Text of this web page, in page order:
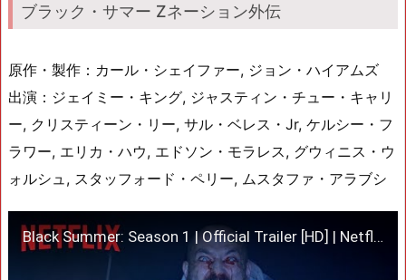
ブラック・サマー Zネーション外伝
原作・製作：カール・シェイファー, ジョン・ハイアムズ
出演：ジェイミー・キング, ジャスティン・チュー・キャリ
ー, クリスティーン・リー, サル・ベレス・Jr, ケルシー・フ
ラワー, エリカ・ハウ, エドソン・モラレス, グウィニス・ウ
ォルシュ, スタッフォード・ペリー, ムスタファ・アラブシ
Black Summer: Season 1 | Official Trailer [HD] | Netflix